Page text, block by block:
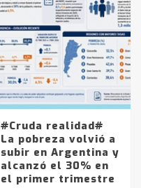
#Cruda realidad#
La pobreza volvió a
subir en Argentina y
alcanzó el 30% en
el primer trimestre